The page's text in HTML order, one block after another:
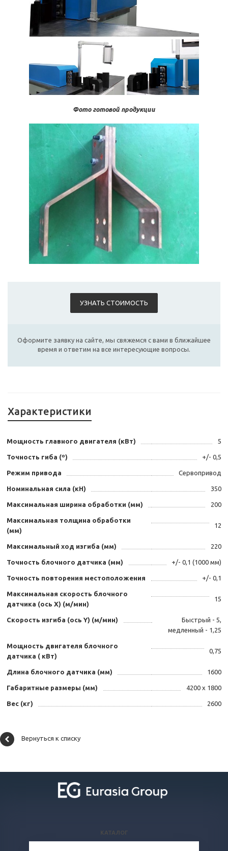
Фото готовой продукции
УЗНАТЬ СТОИМОСТЬ
Оформите заявку на сайте, мы свяжемся с вами в ближайшее
время и ответим на все интересующие вопросы.
Характеристики
Мощность главного двигателя (кВт) 5
Точность гиба (º) +/- 0,5
Режим привода Сервопривод
Номинальная сила (кН) 350
Максимальная ширина обработки (мм) 200
Максимальная толщина обработки
(мм)
12
Максимальный ход изгиба (мм) 220
Точность блочного датчика (мм) +/- 0,1 (1000 мм)
Точность повторения местоположения +/- 0,1
Максимальная скорость блочного
датчика (ось Х) (м/мин)
15
Скорость изгиба (ось Y) (м/мин)
Быстрый - 5,
медленный - 1,25
Мощность двигателя блочного
датчика ( кВт)
0,75
Длина блочного датчика (мм) 1600
Габаритные размеры (мм) 4200 х 1800
Вес (кг) 2600
Вернуться к списку
КАТАЛОГ